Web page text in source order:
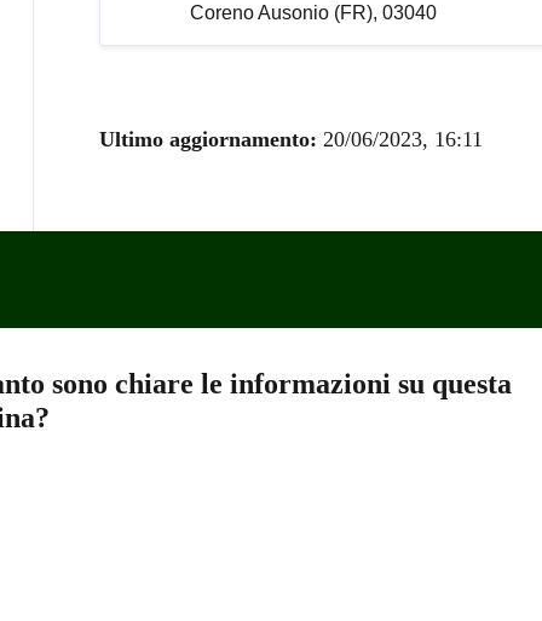
Coreno Ausonio (FR), 03040
Ultimo aggiornamento: 20/06/2023, 16:11
sono chiare le informazioni su questa
5 stelle su 5
4 stelle su 5
3 stelle su 5
2 stelle su 5